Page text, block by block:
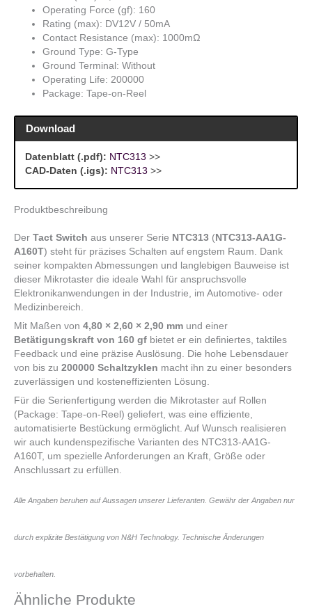
Operating Force (gf): 160
Rating (max): DV12V / 50mA
Contact Resistance (max): 1000mΩ
Ground Type: G-Type
Ground Terminal: Without
Operating Life: 200000
Package: Tape-on-Reel
Download
Datenblatt (.pdf): NTC313 >>
CAD-Daten (.igs): NTC313 >>
Produktbeschreibung
Der Tact Switch aus unserer Serie NTC313 (NTC313-AA1G-
A160T) steht für präzises Schalten auf engstem Raum. Dank
seiner kompakten Abmessungen und langlebigen Bauweise ist
dieser Mikrotaster die ideale Wahl für anspruchsvolle
Elektronikanwendungen in der Industrie, im Automotive- oder
Medizinbereich.
Mit Maßen von 4,80 × 2,60 × 2,90 mm und einer
Betätigungskraft von 160 gf bietet er ein definiertes, taktiles
Feedback und eine präzise Auslösung. Die hohe Lebensdauer
von bis zu 200000 Schaltzyklen macht ihn zu einer besonders
zuverlässigen und kosteneffizienten Lösung.
Für die Serienfertigung werden die Mikrotaster auf Rollen
(Package: Tape-on-Reel) geliefert, was eine effiziente,
automatisierte Bestückung ermöglicht. Auf Wunsch realisieren
wir auch kundenspezifische Varianten des NTC313-AA1G-
A160T, um spezielle Anforderungen an Kraft, Größe oder
Anschlussart zu erfüllen.
Alle Angaben beruhen auf Aussagen unserer Lieferanten. Gewähr der Angaben nur
durch explizite Bestätigung von N&H Technology. Technische Änderungen
vorbehalten.
Ähnliche Produkte